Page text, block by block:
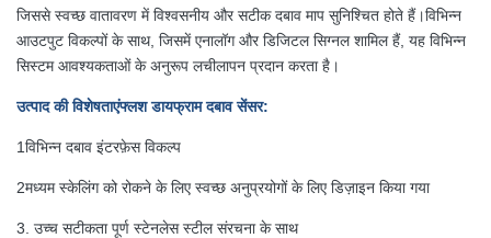
जिससे स्वच्छ वातावरण में विश्वसनीय और सटीक दबाव माप सुनिश्चित होते हैं।विभिन्न
आउटपुट विकल्पों के साथ, जिसमें एनालॉग और डिजिटल सिग्नल शामिल हैं, यह विभिन्न
सिस्टम आवश्यकताओं के अनुरूप लचीलापन प्रदान करता है।
उत्पाद की विशेषताएंफ्लश डायफ्राम दबाव सेंसर:
1विभिन्न दबाव इंटरफ़ेस विकल्प
2मध्यम स्केलिंग को रोकने के लिए स्वच्छ अनुप्रयोगों के लिए डिज़ाइन किया गया
3. उच्च सटीकता पूर्ण स्टेनलेस स्टील संरचना के साथ